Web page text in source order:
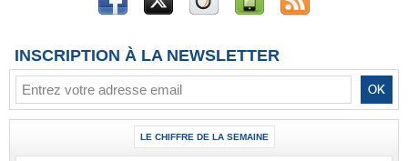
INSCRIPTION À LA NEWSLETTER
LE CHIFFRE DE LA SEMAINE